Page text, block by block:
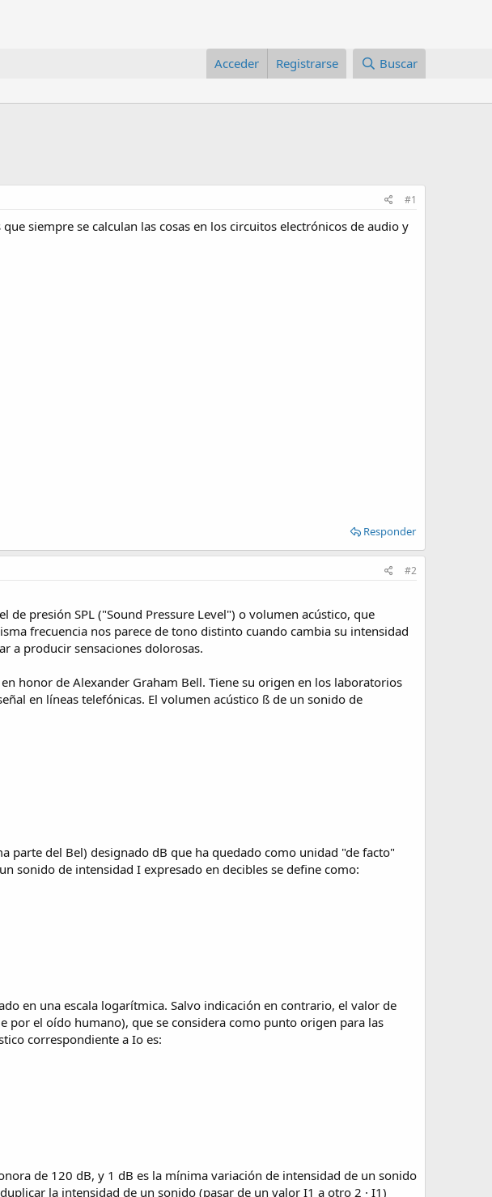
Acceder Registrarse Buscar
#1
siempre se calculan las cosas en los circuitos electrónicos de audio y
Responder
#2
presión SPL ("Sound Pressure Level") o volumen acústico, que
frecuencia nos parece de tono distinto cuando cambia su intensidad
a producir sensaciones dolorosas.
honor de Alexander Graham Bell. Tiene su origen en los laboratorios
en líneas telefónicas. El volumen acústico ß de un sonido de
parte del Bel) designado dB que ha quedado como unidad "de facto"
sonido de intensidad I expresado en decibles se define como:
en una escala logarítmica. Salvo indicación en contrario, el valor de
el oído humano), que se considera como punto origen para las
correspondiente a Io es:
de 120 dB, y 1 dB es la mínima variación de intensidad de un sonido
la intensidad de un sonido (pasar de un valor I1 a otro 2 · I1)